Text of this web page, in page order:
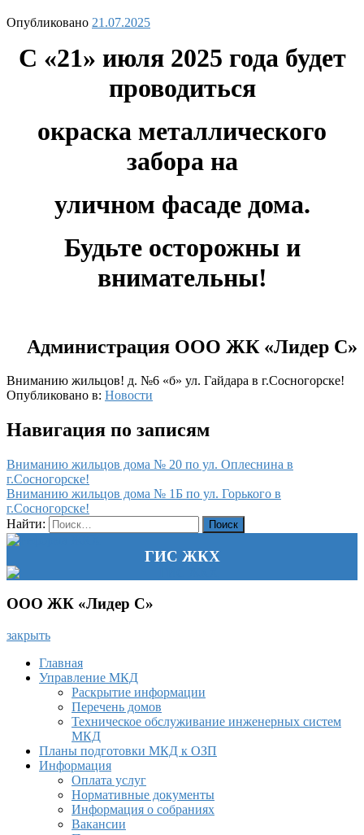
Опубликовано 21.07.2025
С «21» июля 2025 года будет
проводиться
окраска металлического
забора на
уличном фасаде дома.
Будьте осторожны и
внимательны!
Администрация ООО ЖК «Лидер С»
Вниманию жильцов! д. №6 «б» ул. Гайдара в г.Сосногорске!
Опубликовано в: Новости
Навигация по записям
Вниманию жильцов дома № 20 по ул. Оплеснина в
г.Сосногорске!
Вниманию жильцов дома № 1Б по ул. Горького в
г.Сосногорске!
Найти:
ГИС ЖКХ
ООО ЖК «Лидер С»
закрыть
Главная
Управление МКД
Раскрытие информации
Перечень домов
Техническое обслуживание инженерных систем
МКД
Планы подготовки МКД к ОЗП
Информация
Оплата услуг
Нормативные документы
Информация о собраниях
Вакансии